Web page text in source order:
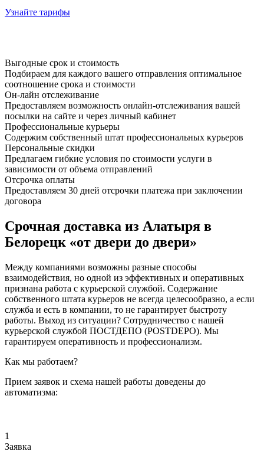
Узнайте тарифы
Выгодные срок и стоимость
Подбираем для каждого вашего отправления оптимальное
соотношение срока и стоимости
Он-лайн отслеживание
Предоставляем возможность онлайн-отслеживания вашей
посылки на сайте и через личный кабинет
Профессиональные курьеры
Содержим собственный штат профессиональных курьеров
Персональные скидки
Предлагаем гибкие условия по стоимости услуги в
зависимости от объема отправлений
Отсрочка оплаты
Предоставляем 30 дней отсрочки платежа при заключении
договора
Срочная доставка из Алатыря в
Белорецк «от двери до двери»
Между компаниями возможны разные способы
взаимодействия, но одной из эффективных и оперативных
признана работа с курьерской службой. Содержание
собственного штата курьеров не всегда целесообразно, а если
служба и есть в компании, то не гарантирует быстроту
работы. Выход из ситуации? Сотрудничество с нашей
курьерской службой ПОСТДЕПО (POSTDEPO). Мы
гарантируем оперативность и профессионализм.
Как мы работаем?
Прием заявок и схема нашей работы доведены до
автоматизма:
1
Заявка